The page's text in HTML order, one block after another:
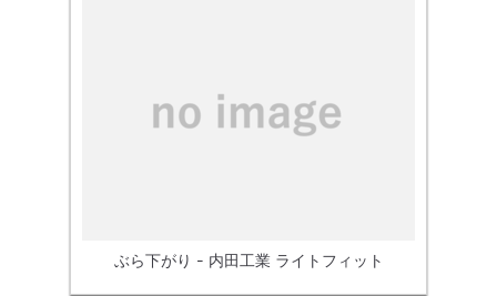
ぶら下がり - 内田工業 ライトフィット